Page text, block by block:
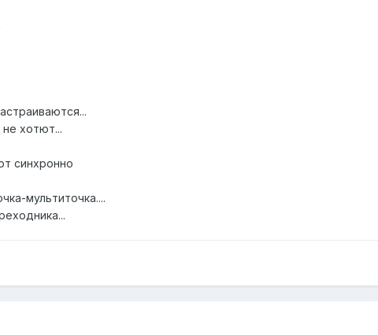
хотют...
синхронно
мультиточка....